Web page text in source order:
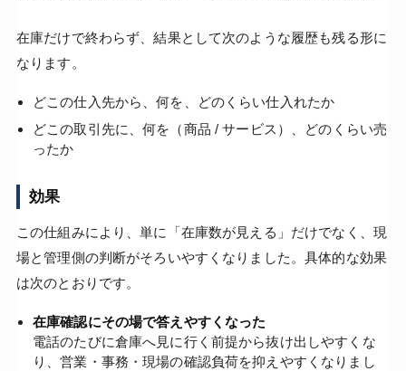
在庫だけで終わらず、結果として次のような履歴も残る形に
なります。
どこの仕入先から、何を、どのくらい仕入れたか
どこの取引先に、何を（商品 / サービス）、どのくらい売
ったか
効果
この仕組みにより、単に「在庫数が見える」だけでなく、現
場と管理側の判断がそろいやすくなりました。具体的な効果
は次のとおりです。
在庫確認にその場で答えやすくなった
電話のたびに倉庫へ見に行く前提から抜け出しやすくな
り、営業・事務・現場の確認負荷を抑えやすくなりまし